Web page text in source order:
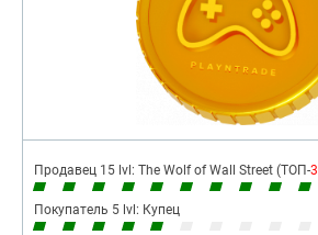
Продавец 15 lvl: The Wolf of Wall Street (ТОП-3
Покупатель 5 lvl: Купец